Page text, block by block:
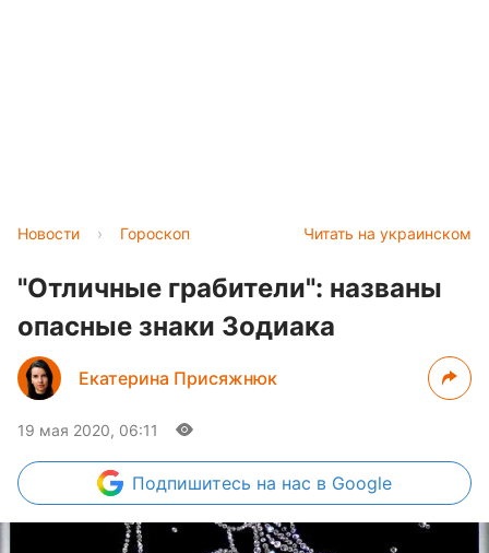
Читать на украинском
Новости › Гороскоп
"Отличные грабители": названы
опасные знаки Зодиака
Екатерина Присяжнюк
19 мая 2020, 06:11
Подпишитесь на нас в Google